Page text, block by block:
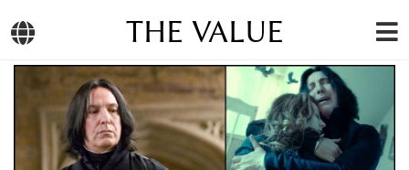
THE VALUE